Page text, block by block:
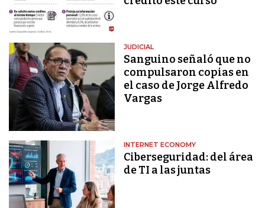
JUDICIAL
Sanguino señaló que no
compulsaron copias en
el caso de Jorge Alfredo
Vargas
INTERNET ECONOMY
Ciberseguridad: del área
de TI a las juntas